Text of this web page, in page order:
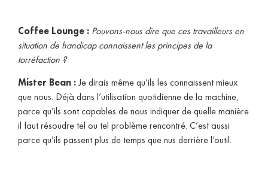
Coffee Lounge : Pouvons-nous dire que ces travailleurs en
situation de handicap connaissent les principes de la
torréfaction ?
Mister Bean :Je dirais même qu’ils les connaissent mieux
que nous. Déjà dans l’utilisation quotidienne de la machine,
parce qu’ils sont capables de nous indiquer de quelle manière
il faut résoudre tel ou tel problème rencontré. C’est aussi
parce qu’ils passent plus de temps que nus derrière l’outil.